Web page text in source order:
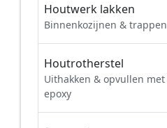
Houtwerk lakken
Binnenkozijnen & trappen
Houtrotherstel
Uithakken & opvullen met
epoxy